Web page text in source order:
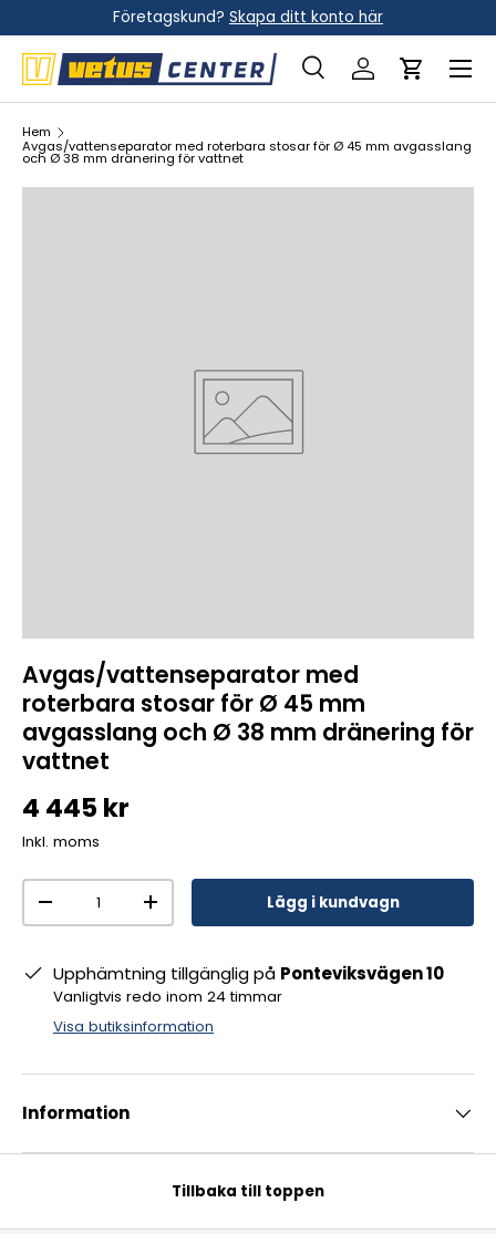
Hoppa till innehållet
Företagskund? Skapa ditt konto här
Sök
Sök Logga inVagn
Meny
Hem
Avgas/vattenseparator med roterbara stosar för Ø 45 mm avgasslang
och Ø 38 mm dränering för vattnet
Avgas/vattenseparator med
roterbara stosar för Ø 45 mm
avgasslang och Ø 38 mm dränering för
vattnet
4 445 kr
Inkl. moms
Antal
-
+ Lägg i kundvagn
Upphämtning tillgänglig på Ponteviksvägen 10
Vanligtvis redo inom 24 timmar
Visa butiksinformation
Information
Tillbaka till toppen